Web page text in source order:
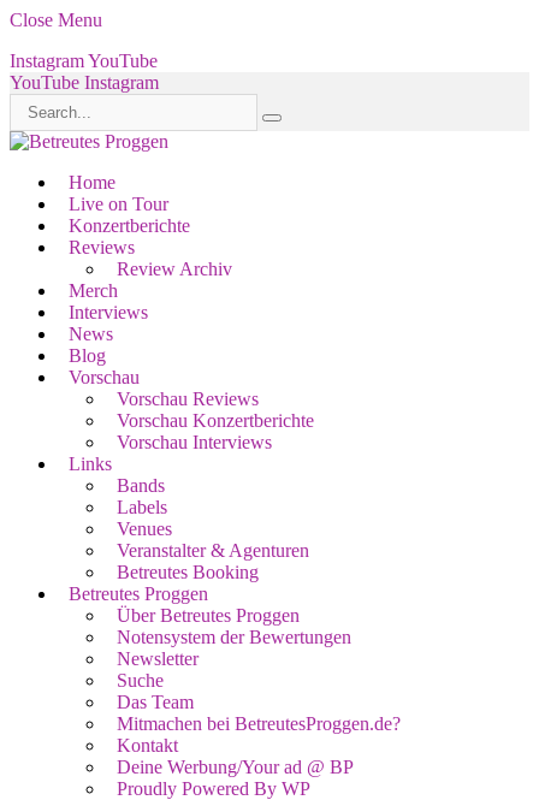
Close Menu
InstagramYouTube
YouTube Instagram
Home
Live on Tour
Konzertberichte
Reviews
Review Archiv
Merch
Interviews
News
Blog
Vorschau
Vorschau Reviews
Vorschau Konzertberichte
Vorschau Interviews
Links
Bands
Labels
Venues
Veranstalter & Agenturen
Betreutes Booking
Betreutes Proggen
Über Betreutes Proggen
Notensystem der Bewertungen
Newsletter
Suche
Das Team
Mitmachen bei BetreutesProggen.de?
Kontakt
Deine Werbung/Your ad @ BP
Proudly Powered By WP